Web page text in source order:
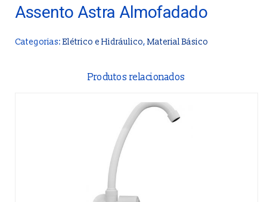
Assento Astra Almofadado
Categorias:Elétrico e Hidráulico, Material Básico
Produtos relacionados